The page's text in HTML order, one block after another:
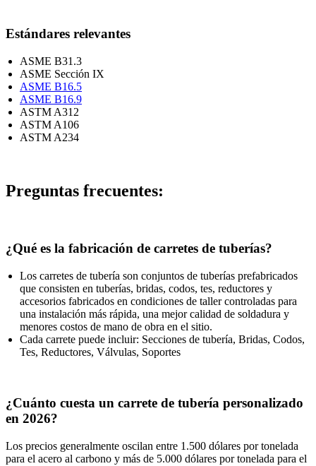
Estándares relevantes
ASME B31.3
ASME Sección IX
ASME B16.5
ASME B16.9
ASTM A312
ASTM A106
ASTM A234
Preguntas frecuentes:
¿Qué es la fabricación de carretes de tuberías?
Los carretes de tubería son conjuntos de tuberías prefabricados
que consisten en tuberías, bridas, codos, tes, reductores y
accesorios fabricados en condiciones de taller controladas para
una instalación más rápida, una mejor calidad de soldadura y
menores costos de mano de obra en el sitio.
Cada carrete puede incluir: Secciones de tubería, Bridas, Codos,
Tes, Reductores, Válvulas, Soportes
¿Cuánto cuesta un carrete de tubería personalizado
en 2026?
Los precios generalmente oscilan entre 1.500 dólares por tonelada
para el acero al carbono y más de 5.000 dólares por tonelada para el